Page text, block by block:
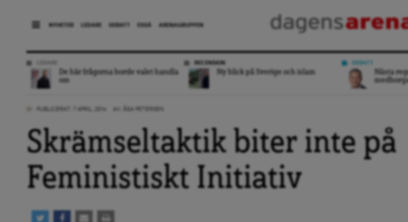
NYHETER LEDARE DEBATT ESSÄ ARENAGRUPPEN
De här frågorna borde valet handla
om
RECENSION
Ny blick på Sverige och islam
Nästa
PUBLICERAT: 7 APRIL, 2014
Skrämseltaktik biter inte på
Feministiskt Initiativ